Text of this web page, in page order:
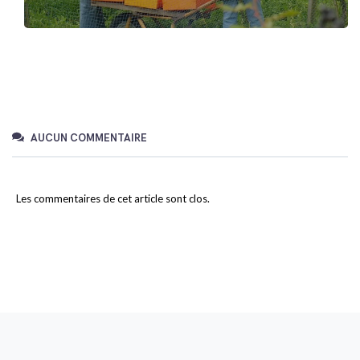
AUCUN COMMENTAIRE
Les commentaires de cet article sont clos.